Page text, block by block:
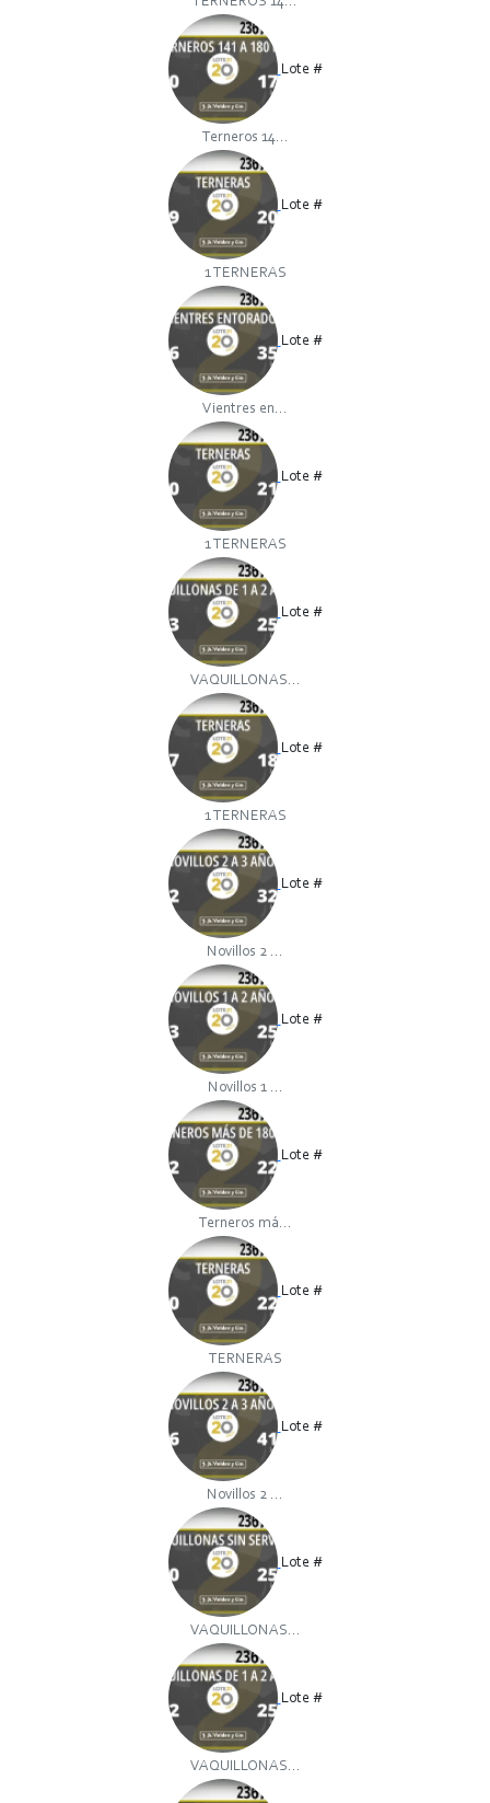
Lote #
Terneros 14...
Lote #
1 TERNERAS
Lote #
Vientres en...
Lote #
1 TERNERAS
Lote #
VAQUILLONAS...
Lote #
1 TERNERAS
Lote #
Novillos 2 ...
Lote #
Novillos 1 ...
Lote #
Terneros má...
Lote #
TERNERAS
Lote #
Novillos 2 ...
Lote #
VAQUILLONAS...
Lote #
VAQUILLONAS...